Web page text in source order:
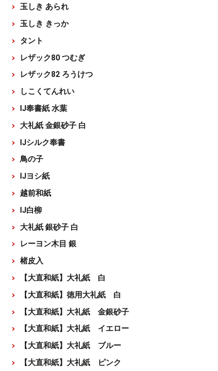
玉しき あられ
玉しき きっか
タント
レザック80 つむぎ
レザック82 ろうけつ
しこくてんれい
IJ奉書紙 水葉
大礼紙 金銀砂子 白
IJシルク奉書
鳥の子
IJヨシ紙
越前和紙
IJ白柳
大礼紙 銀砂子 白
レーヨン木目 銀
楮皮入
【大直和紙】大礼紙 白
【大直和紙】徳用大礼紙 白
【大直和紙】大礼紙 金銀砂子
【大直和紙】大礼紙 イエロー
【大直和紙】大礼紙 ブルー
【大直和紙】大礼紙 ピンク